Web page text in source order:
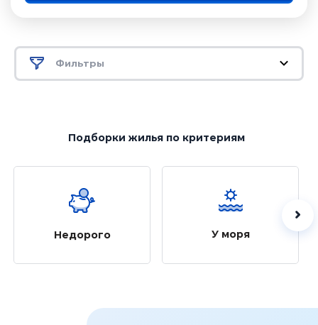
Фильтры
Подборки жильяпо критериям
Недорого У моря